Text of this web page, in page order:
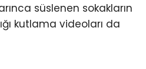
süslenen sokakların
kutlama videoları da